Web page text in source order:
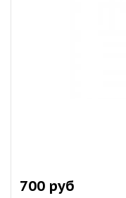
700 руб